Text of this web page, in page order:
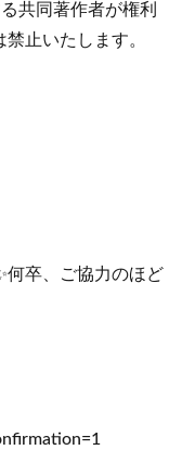
共同著作者が権利
止いたします。
何卒、ご協力のほど